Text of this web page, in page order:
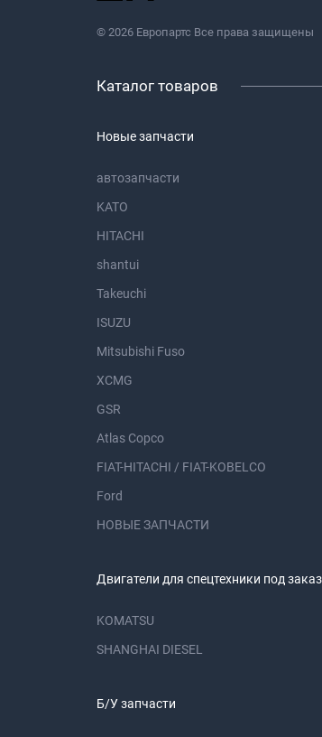
© 2026 Европартс Все права защищены
Каталог товаров
Новые запчасти
автозапчасти
KATO
HITACHI
shantui
Takeuchi
ISUZU
Mitsubishi Fuso
XCMG
GSR
Atlas Copco
FIAT-HITACHI / FIAT-KOBELCO
Ford
НОВЫЕ ЗАПЧАСТИ
Двигатели для спецтехники под
KOMATSU
SHANGHAI DIESEL
Б/У запчасти